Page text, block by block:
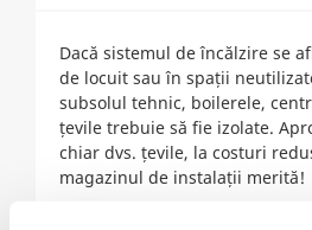
Dacă sistemul de încălzire se
de locuit sau în spații
subsolul tehnic, boilerele,
țevile trebuie să fie izolate.
chiar dvs. țevile, la costuri
magazinul de instalații merită!